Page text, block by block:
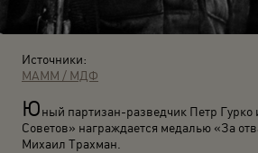
Источники:
МАММ / МДФ
Юный партизан-разведчик Петр Гурко
Советов» награждается медалью «За
Михаил Трахман.